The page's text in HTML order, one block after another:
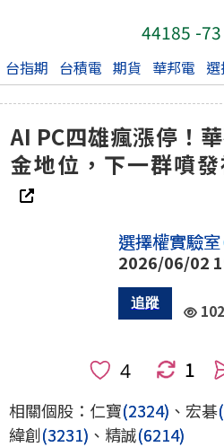
44185 -73
台指期 台積電 期貨 華邦電
AI PC四雄瘋漲停！
金地位，下一群噴
選擇權實驗室
2026/06/02
1
相關個股：仁寶(2324) 、宏碁
緯創(3231) 、精誠(6214)